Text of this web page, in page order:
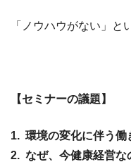
「ノウハウがない」と
【セミナーの議題】
1. 環境の変化に伴う働
2. なぜ、今健康経営な